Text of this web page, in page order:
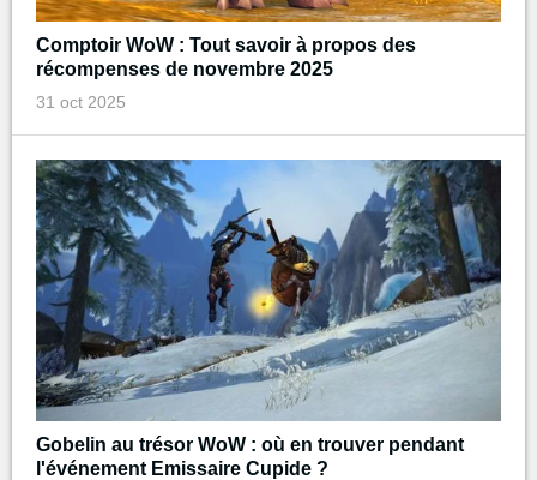
Comptoir WoW : Tout savoir à propos des
récompenses de novembre 2025
31 oct 2025
Gobelin au trésor WoW : où en trouver pendant
l'événement Emissaire Cupide ?